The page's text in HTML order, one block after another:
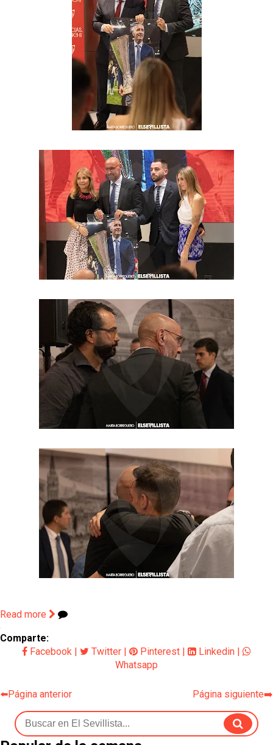
Read more
Comparte:
Facebook
Twitter Pinterest Linkedin
Whatsapp
⬅️Página anterior Página siguiente➡️